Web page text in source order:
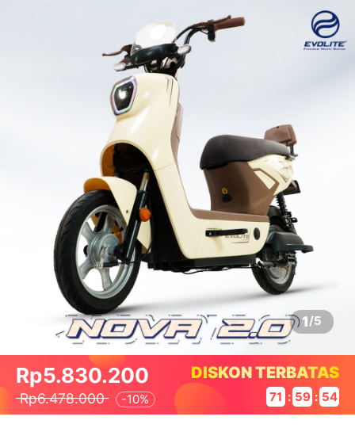
1/5
Rp5.830.200
Rp6.478.000 -10%
DISKON TERBATAS
71 : 59 : 54